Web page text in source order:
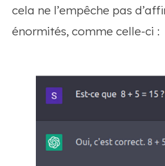
cela ne l’empêche pas
énormités, comme celle-ci :